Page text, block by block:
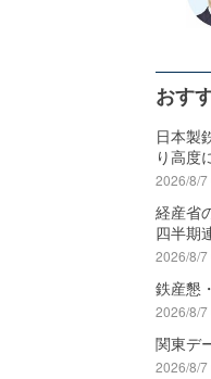
おす
日本製
り高度
2026/8/7
経産省
四半期
2026/8/7
鉄産懇
2026/8/7
関東デ
2026/8/7